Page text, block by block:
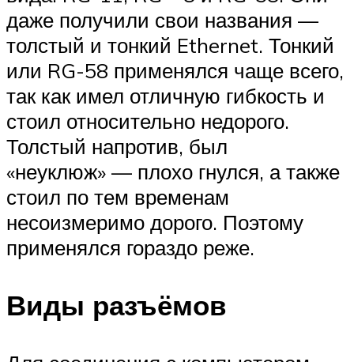
даже получили свои названия —
толстый и тонкий Ethernet. Тонкий
или RG-58 применялся чаще всего,
так как имел отличную гибкость и
стоил относительно недорого.
Толстый напротив, был
«неуклюж» — плохо гнулся, а также
стоил по тем временам
несоизмеримо дорого. Поэтому
применялся гораздо реже.
Виды разъёмов